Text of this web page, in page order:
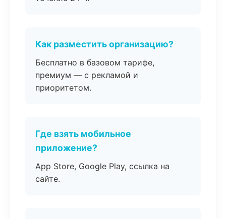
Как разместить организацию?
Бесплатно в базовом тарифе,
премиум — с рекламой и
приоритетом.
Где взять мобильное
приложение?
App Store, Google Play, ссылка на
сайте.